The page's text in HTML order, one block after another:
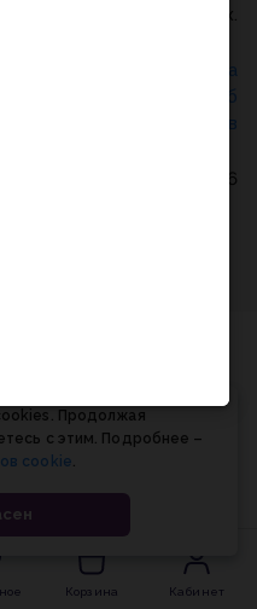
без перерыва и выходных.
СОГЛАСИЕ на
Соглашение об
cookie-файлов
Планета книги, 1998-2026
Корзина Кабинет
Продолжая
с этим. Подробнее –
cookie.